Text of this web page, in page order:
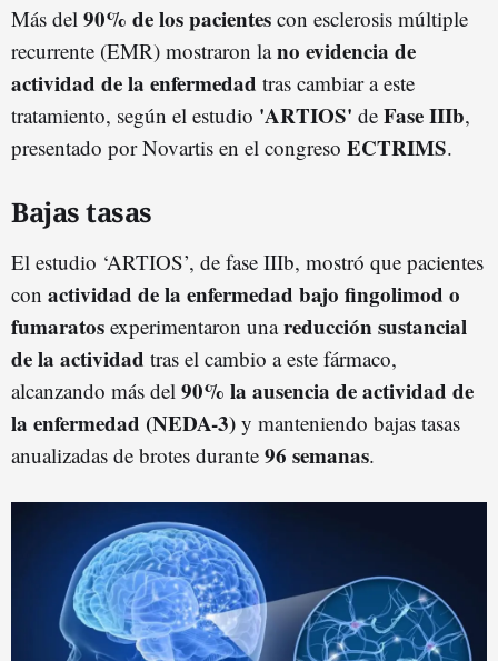
Más del 90% de los pacientes con esclerosis múltiple
recurrente (EMR) mostraron lano evidencia de
actividad de la enfermedad tras cambiar a este
tratamiento, según el estudio 'ARTIOS' de Fase IIIb,
presentado por Novartis en el congreso ECTRIMS.
Bajas tasas
El estudio ‘ARTIOS’, de fase IIIb, mostró que pacientes
con actividad de la enfermedad bajo fingolimod o
fumaratos experimentaron unareducción sustancial
de la actividad tras el cambio a este fármaco,
alcanzando más del 90% la ausencia de actividad de
la enfermedad (NEDA-3) y manteniendo bajas tasas
anualizadas de brotes durante 96 semanas.